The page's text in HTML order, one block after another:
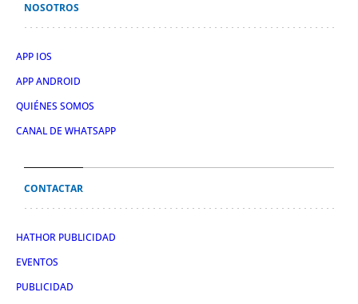
NOSOTROS
APP IOS
APP ANDROID
QUIÉNES SOMOS
CANAL DE WHATSAPP
CONTACTAR
HATHOR PUBLICIDAD
EVENTOS
PUBLICIDAD